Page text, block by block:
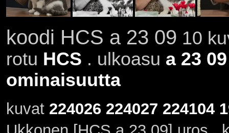
koodi HCS a 23 09 10
rotu HCS . ulkoasu a 23 09
ominaisuutta
kuvat 224026 224027 224104